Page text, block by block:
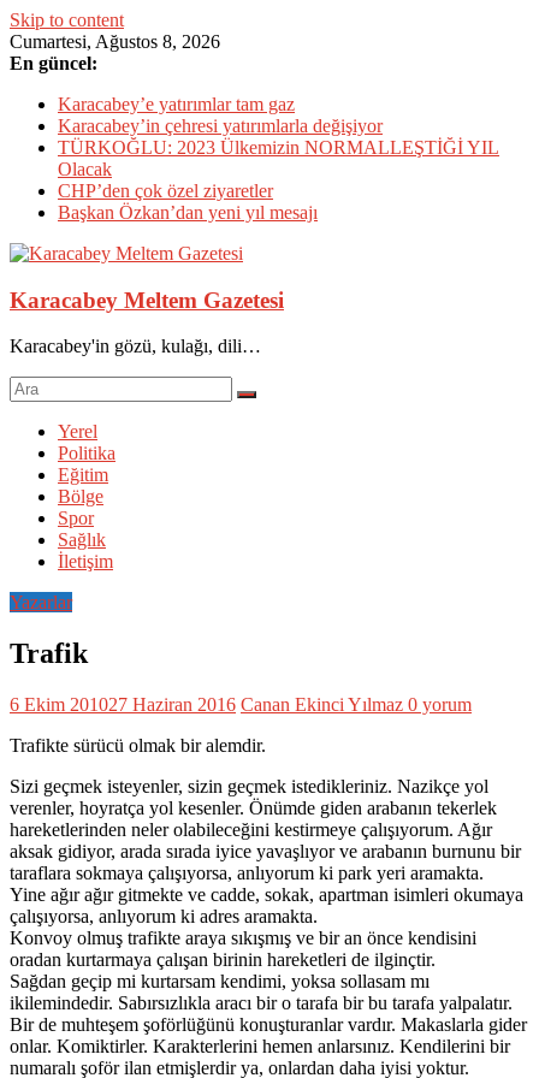
Skip to content
Cumartesi, Ağustos 8, 2026
En güncel:
Karacabey’e yatırımlar tam gaz
Karacabey’in çehresi yatırımlarla değişiyor
TÜRKOĞLU: 2023 Ülkemizin NORMALLEŞTİĞİ YIL
Olacak
CHP’den çok özel ziyaretler
Başkan Özkan’dan yeni yıl mesajı
Karacabey Meltem Gazetesi
Karacabey'in gözü, kulağı, dili…
Yerel
Politika
Eğitim
Bölge
Spor
Sağlık
İletişim
Yazarlar
Trafik
6 Ekim 201027 Haziran 2016 Canan Ekinci Yılmaz 0 yorum
Trafikte sürücü olmak bir alemdir.
Sizi geçmek isteyenler, sizin geçmek istedikleriniz. Nazikçe yol
verenler, hoyratça yol kesenler. Önümde giden arabanın tekerlek
hareketlerinden neler olabileceğini kestirmeye çalışıyorum. Ağır
aksak gidiyor, arada sırada iyice yavaşlıyor ve arabanın burnunu bir
taraflara sokmaya çalışıyorsa, anlıyorum ki park yeri aramakta.
Yine ağır ağır gitmekte ve cadde, sokak, apartman isimleri okumaya
çalışıyorsa, anlıyorum ki adres aramakta.
Konvoy olmuş trafikte araya sıkışmış ve bir an önce kendisini
oradan kurtarmaya çalışan birinin hareketleri de ilginçtir.
Sağdan geçip mi kurtarsam kendimi, yoksa sollasam mı
ikilemindedir. Sabırsızlıkla aracı bir o tarafa bir bu tarafa yalpalatır.
Bir de muhteşem şoförlüğünü konuşturanlar vardır. Makaslarla gider
onlar. Komiktirler. Karakterlerini hemen anlarsınız. Kendilerini bir
numaralı şoför ilan etmişlerdir ya, onlardan daha iyisi yoktur.